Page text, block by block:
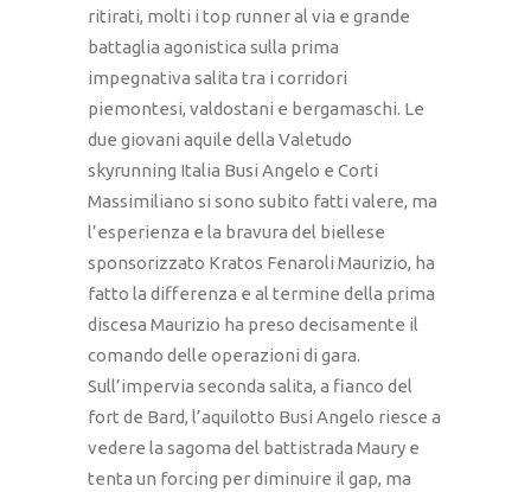
ritirati, molti i top runner al via e grande
battaglia agonistica sulla prima
impegnativa salita tra i corridori
piemontesi, valdostani e bergamaschi. Le
due giovani aquile della Valetudo
skyrunning Italia Busi Angelo e Corti
Massimiliano si sono subito fatti valere, ma
l’esperienza e la bravura del biellese
sponsorizzato Kratos Fenaroli Maurizio, ha
fatto la differenza e al termine della prima
discesa Maurizio ha preso decisamente il
comando delle operazioni di gara.
Sull’impervia seconda salita, a fianco del
fort de Bard, l’aquilotto Busi Angelo riesce a
vedere la sagoma del battistrada Maury e
tenta un forcing per diminuire il gap, ma